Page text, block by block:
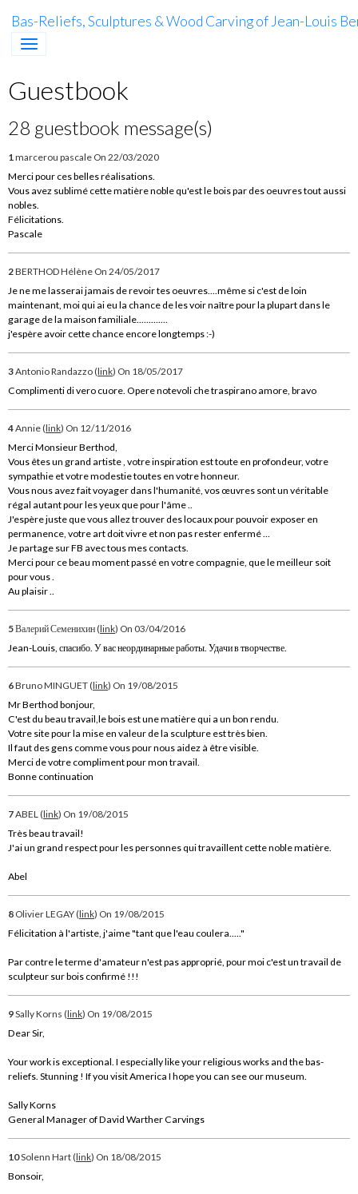
Bas-Reliefs, Sculptures & Wood Carving of Jean-Louis
Guestbook
28 guestbook message(s)
1marcerou pascale On 22/03/2020
Merci pour ces belles réalisations.
Vous avez sublimé cette matière noble qu'est le bois par des oeuvres tout aussi
nobles.
Félicitations.
Pascale
2BERTHOD Hélène On 24/05/2017
Je ne me lasserai jamais de revoir tes oeuvres....même si c'est de loin
maintenant, moi qui ai eu la chance de les voir naître pour la plupart dans le
garage de la maison familiale.............
j'espère avoir cette chance encore longtemps :-)
3Antonio Randazzo (link) On 18/05/2017
Complimenti di vero cuore. Opere notevoli che traspirano amore, bravo
4Annie (link) On 12/11/2016
Merci Monsieur Berthod,
Vous êtes un grand artiste , votre inspiration est toute en profondeur, votre
sympathie et votre modestie toutes en votre honneur.
Vous nous avez fait voyager dans l'humanité, vos œuvres sont un véritable
régal autant pour les yeux que pour l'âme ..
J'espère juste que vous allez trouver des locaux pour pouvoir exposer en
permanence, votre art doit vivre et non pas rester enfermé ...
Je partage sur FB avec tous mes contacts.
Merci pour ce beau moment passé en votre compagnie, que le meilleur soit
pour vous .
Au plaisir ..
5Валерий Семенихин (link) On 03/04/2016
Jean-Louis, спасибо. У вас неординарные работы. Удачи в творчестве.
6Bruno MINGUET (link) On 19/08/2015
Mr Berthod bonjour,
C'est du beau travail,le bois est une matière qui a un bon rendu.
Votre site pour la mise en valeur de la sculpture est très bien.
Il faut des gens comme vous pour nous aidez à être visible.
Merci de votre compliment pour mon travail.
Bonne continuation
7ABEL (link) On 19/08/2015
Très beau travail!
J'ai un grand respect pour les personnes qui travaillent cette noble matière.
Abel
8 Olivier LEGAY (link) On 19/08/2015
Félicitation à l'artiste, j'aime "tant que l'eau coulera....."
Par contre le terme d'amateur n'est pas approprié, pour moi c'est un travail de
sculpteur sur bois confirmé !!!
9Sally Korns (link) On 19/08/2015
Dear Sir,
Your work is exceptional. I especially like your religious works and the bas-
reliefs. Stunning ! If you visit America I hope you can see our museum.
Sally Korns
General Manager of David Warther Carvings
10Solenn Hart (link) On 18/08/2015
Bonsoir,